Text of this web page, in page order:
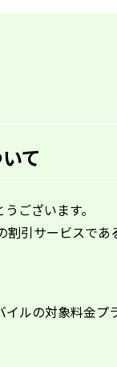
て
ございます。
割引サービスであ
ルの対象料金プ